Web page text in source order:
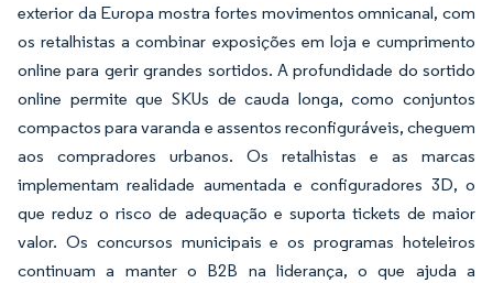
exterior da Europa mostra fortes movimentos omnicanal, com
os retalhistas a combinar exposições em loja e cumprimento
online para gerir grandes sortidos. A profundidade do sortido
online permite que SKUs de cauda longa, como conjuntos
compactos para varanda e assentos reconfiguráveis, cheguem
aos compradores urbanos. Os retalhistas e as marcas
implementam realidade aumentada e configuradores 3D, o
que reduz o risco de adequação e suporta tickets de maior
valor. Os concursos municipais e os programas hoteleiros
continuam a manter o B2B na liderança, o que ajuda a